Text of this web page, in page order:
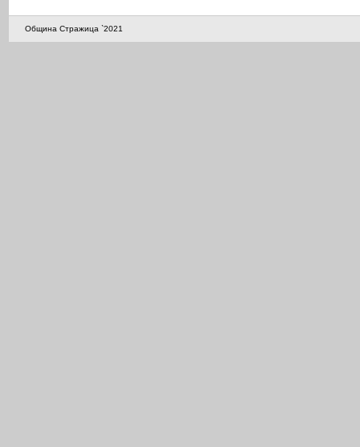
Община Стражица `2021